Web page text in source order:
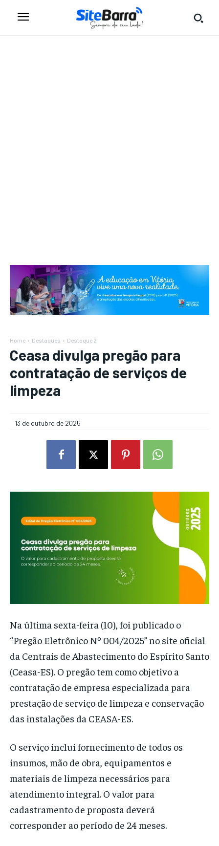
Home Destaques Destaque 2
Ceasa divulga pregão para
contratação de serviços de
limpeza
13 de outubro de 2025
Na última sexta-feira (10), foi publicado o
“Pregão Eletrônico Nº 004/2025” no site oficial
da Centrais de Abastecimento do Espírito Santo
(Ceasa-ES). O pregão tem como objetivo a
contratação de empresa especializada para
prestação de serviço de limpeza e conservação
das instalações da CEASA-ES.
O serviço inclui fornecimento de todos os
insumos, mão de obra, equipamentos e
materiais de limpeza necessários para
atendimento integral. O valor para
cadastramento de proposta deverá
corresponder ao período de 24 meses.